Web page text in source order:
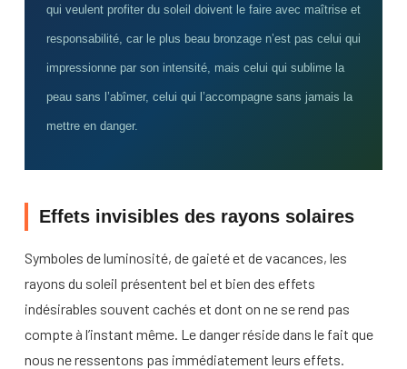
qui veulent profiter du soleil doivent le faire avec maîtrise et
responsabilité, car le plus beau bronzage n’est pas celui qui
impressionne par son intensité, mais celui qui sublime la
peau sans l’abîmer, celui qui l’accompagne sans jamais la
mettre en danger.
Effets invisibles des rayons solaires
Symboles de luminosité, de gaieté et de vacances, les
rayons du soleil présentent bel et bien des effets
indésirables souvent cachés et dont on ne se rend pas
compte à l’instant même. Le danger réside dans le fait que
nous ne ressentons pas immédiatement leurs effets.